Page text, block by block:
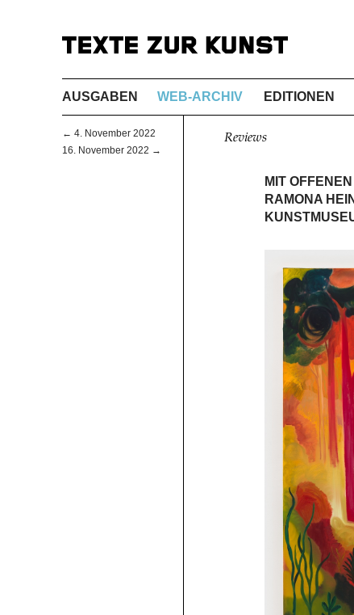
AUSGABEN WEB-ARCHIV EDITIONEN
← 4. November 2022
16. November 2022 →
Reviews
MIT
RAMONA